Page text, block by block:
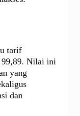
tarif
Nilai ini
yang
dan